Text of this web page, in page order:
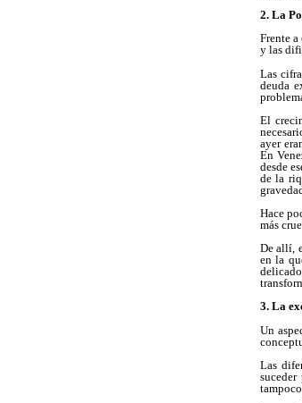
2. La
Frente
y las
Las
deuda
El
ayer
En
desde
de la
Hace
más
De allí,
en la
3. La
Un
Las